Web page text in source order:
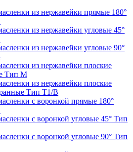
из нержавейки прямые 180°
из нержавейки угловые 45°
из нержавейки угловые 90°
из нержавейки плоские
Тип M
из нержавейки плоские
Тип T1/B
с воронкой прямые 180°
с воронкой угловые 45° Тип
с воронкой угловые 90° Тип